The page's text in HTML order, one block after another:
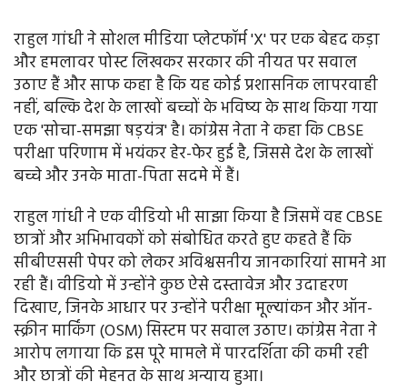
राहुल गांधी ने सोशल मीडिया प्लेटफॉर्म 'X' पर एक बेहद कड़ा
और हमलावर पोस्ट लिखकर सरकार की नीयत पर सवाल
उठाए हैं और साफ कहा है कि यह कोई प्रशासनिक लापरवाही
नहीं, बल्कि देश के लाखों बच्चों के भविष्य के साथ किया गया
एक 'सोचा-समझा षड़यंत्र' है। कांग्रेस नेता ने कहा कि CBSE
परीक्षा परिणाम में भयंकर हेर-फेर हुई है, जिससे देश के लाखों
बच्चे और उनके माता-पिता सदमे में हैं।
राहुल गांधी ने एक वीडियो भी साझा किया है जिसमें वह CBSE
छात्रों और अभिभावकों को संबोधित करते हुए कहते हैं कि
सीबीएससी पेपर को लेकर अविश्वसनीय जानकारियां सामने आ
रही हैं। वीडियो में उन्होंने कुछ ऐसे दस्तावेज और उदाहरण
दिखाए, जिनके आधार पर उन्होंने परीक्षा मूल्यांकन और ऑन-
स्क्रीन मार्किंग (OSM) सिस्टम पर सवाल उठाए। कांग्रेस नेता ने
आरोप लगाया कि इस पूरे मामले में पारदर्शिता की कमी रही
और छात्रों की मेहनत के साथ अन्याय हुआ।